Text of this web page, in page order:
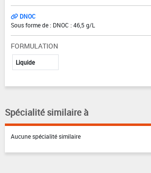
DNOC
Sous forme de : DNOC : 46,5 g/L
FORMULATION
Liquide
Spécialité similaire à
Aucune spécialité similaire